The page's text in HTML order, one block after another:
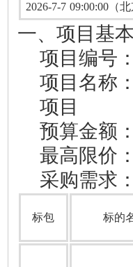
2026-7-7 09:00:00（
一、项目基
项目编号：
项目名称：
项目
预算金额：
最高限价 ：
采购需求：
标包 标的